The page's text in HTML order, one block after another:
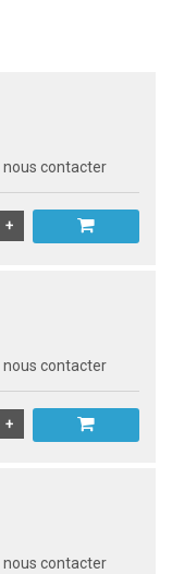
nous contacter
nous contacter
nous contacter